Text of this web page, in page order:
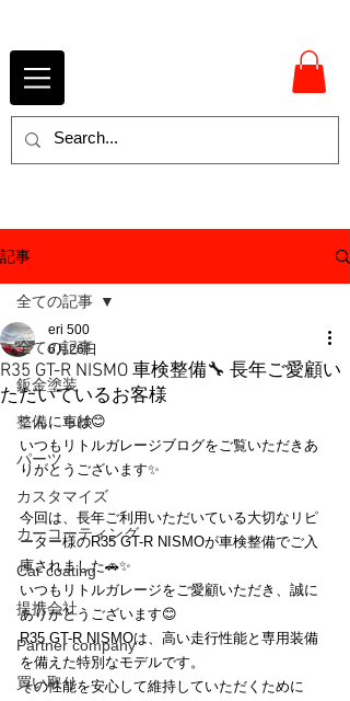
記事
全ての記事
鈑金塗装
整備、車検
パーツ
カスタマイズ
カーコーティング
Car coating
提携会社
Partner company
買い取り
全ての記事
R35 GT-R NISMO 車検整備🔧 長年ご愛顧い
ただいているお客様
eri 500
6月26日
こんにちは😊
いつもリトルガレージブログをご覧いただきあ
りがとうございます✨
今回は、長年ご利用いただいている大切なリピ
ーター様のR35 GT-R NISMOが車検整備でご入
庫されました🚗✨
いつもリトルガレージをご愛顧いただき、誠に
ありがとうございます😊
R35 GT-R NISMOは、高い走行性能と専用装備
を備えた特別なモデルです。
その性能を安心して維持していただくために